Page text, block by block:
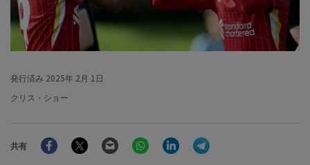
発行済み 2025年 2月 1日
クリス・ショー
共有
FacebookTwitter Email WhatsAppLinkedIn